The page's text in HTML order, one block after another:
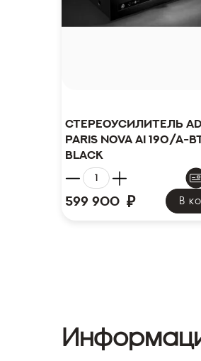
Стереоусилитель
Paris Nova Ai 190/A-
Black
599 900 ₽ В